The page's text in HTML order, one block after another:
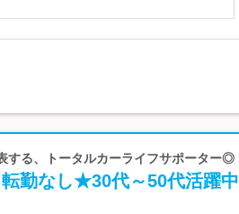
する、トータルカーライフサポーター◎
勤なし★30代～50代活躍中